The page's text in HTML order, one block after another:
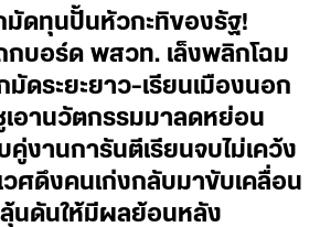
ดทุนปั้นหัวกะทิของรัฐ!
กบอร์ด พสวท. เล็งพลิกโฉม
ดระยะยาว-เรียนเมืองนอก
เอานวัตกรรมมาลดหย่อน
คู่งานการันตีเรียนจบไม่เคว้ง
วศดึงคนเก่งกลับมาขับเคลื่อน
นดันให้มีผลย้อนหลัง